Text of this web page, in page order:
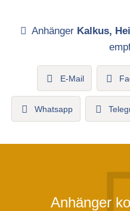
Anhänger Kalkus,
E-Mail
Whatsapp
Anhänger